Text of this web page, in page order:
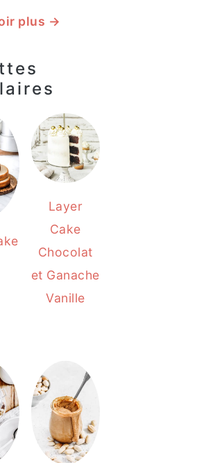
plus →
Layer
Cake
Chocolat
et Ganache
Vanille